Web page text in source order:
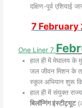
दक्षिण-पूर्व एशियाई
7 February
One Liner 7
हाल ही में मेघालय के
जल जीवन मिशन के
स्कूल अभियान शुरू
हाल ही में संयुक्त राज्य
बिलॉन्गिंग इंस्टीट्यूट